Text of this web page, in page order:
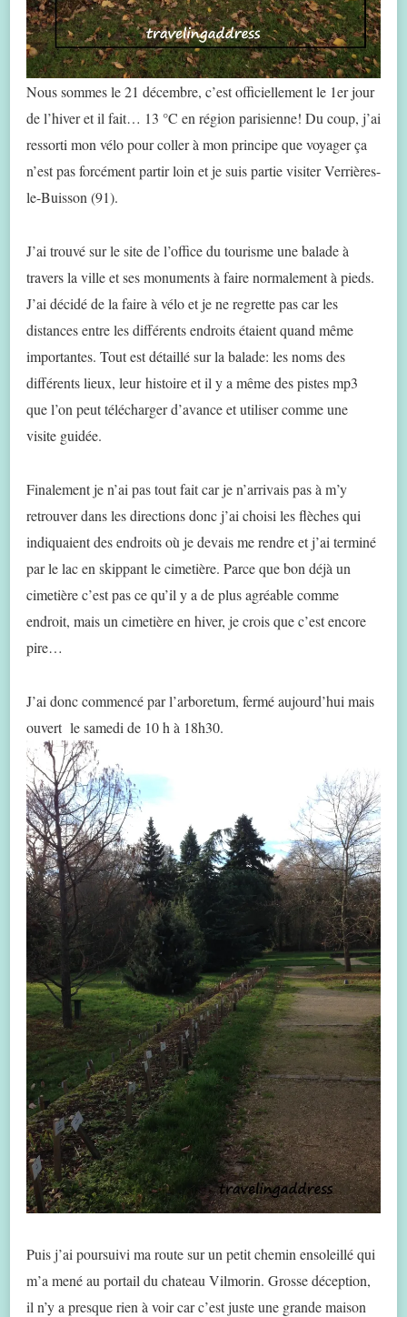
Nous sommes le 21 décembre, c’est officiellement le 1er jour
de l’hiver et il fait… 13 °C en région parisienne! Du coup, j’ai
ressorti mon vélo pour coller à mon principe que voyager ça
n’est pas forcément partir loin et je suis partie visiter Verrières-
le-Buisson (91).
J’ai trouvé sur le site de l’office du tourisme une balade à
travers la ville et ses monuments à faire normalement à pieds.
J’ai décidé de la faire à vélo et je ne regrette pas car les
distances entre les différents endroits étaient quand même
importantes. Tout est détaillé sur la balade: les noms des
différents lieux, leur histoire et il y a même des pistes mp3
que l’on peut télécharger d’avance et utiliser comme une
visite guidée.
Finalement je n’ai pas tout fait car je n’arrivais pas à m’y
retrouver dans les directions donc j’ai choisi les flèches qui
indiquaient des endroits où je devais me rendre et j’ai terminé
par le lac en skippant le cimetière. Parce que bon déjà un
cimetière c’est pas ce qu’il y a de plus agréable comme
endroit, mais un cimetière en hiver, je crois que c’est encore
pire…
J’ai donc commencé par l’arboretum, fermé aujourd’hui mais
ouvert le samedi de 10 h à 18h30.
Puis j’ai poursuivi ma route sur un petit chemin ensoleillé qui
m’a mené au portail du chateau Vilmorin. Grosse déception,
il n’y a presque rien à voir car c’est juste une grande maison